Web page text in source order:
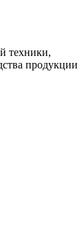
техники,
продукции